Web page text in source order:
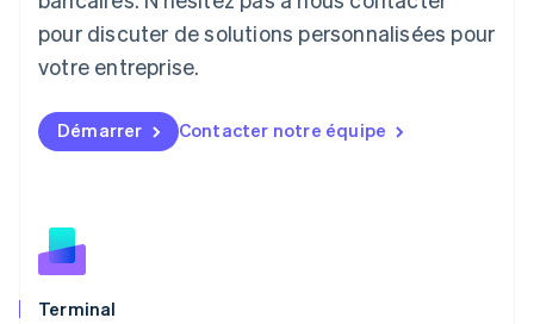
pour discuter de solutions personnalisées pour
votre entreprise.
Démarrer Contacter notre équipe
Terminal
Luxembourg
FrançaisDeutschEnglish
Malaisie
Malte
English
Mexique
English
Nouvelle-Zélande
English
Pays-Bas